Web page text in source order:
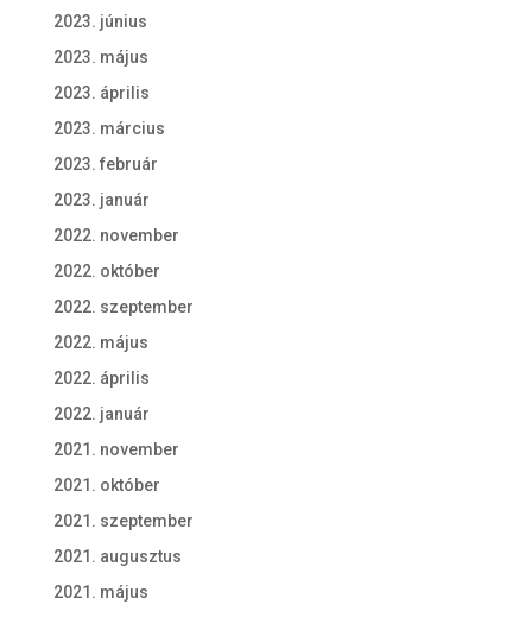
2023. június
2023. május
2023. április
2023. március
2023. február
2023. január
2022. november
2022. október
2022. szeptember
2022. május
2022. április
2022. január
2021. november
2021. október
2021. szeptember
2021. augusztus
2021. május